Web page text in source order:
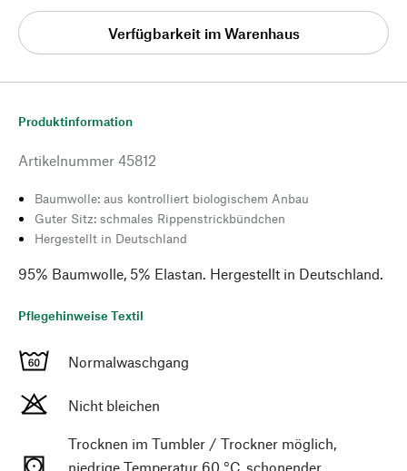
Verfügbarkeit im Warenhaus
Produktinformation
Artikelnummer 45812
Baumwolle: aus kontrolliert biologischem Anbau
Guter Sitz: schmales Rippenstrickbündchen
Hergestellt in Deutschland
95% Baumwolle, 5% Elastan. Hergestellt in Deutschland.
Pflegehinweise Textil
Normalwaschgang
Nicht bleichen
Trocknen im Tumbler / Trockner möglich,
niedrige Temperatur 60 °C, schonender